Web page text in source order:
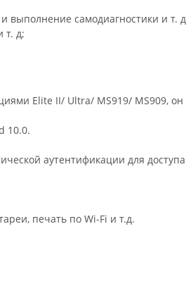
выполнение самодиагностики и т.
т. д;
Elite II/ Ultra/ MS919/ MS909, он
10.0.
аутентификации для доступа
печать по Wi-Fi и т.д.